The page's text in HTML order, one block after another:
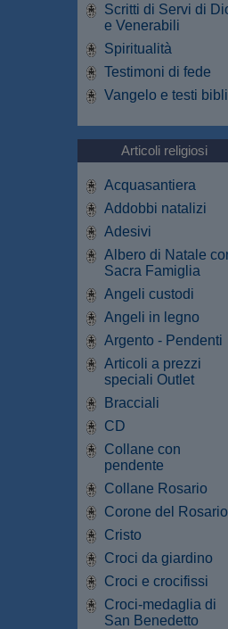
Scritti di Servi di
e Venerabili
Spiritualità
Testimoni di fede
Vangelo e testi
Articoli religiosi
Acquasantiera
Addobbi natalizi
Adesivi
Albero di Natale
Sacra Famiglia
Angeli custodi
Angeli in legno
Argento - Pendenti
Articoli a prezzi
speciali Outlet
Bracciali
CD
Collane con
pendente
Collane Rosario
Corone del Rosario
Cristo
Croci da giardino
Croci e crocifissi
Croci-medaglia di
San Benedetto